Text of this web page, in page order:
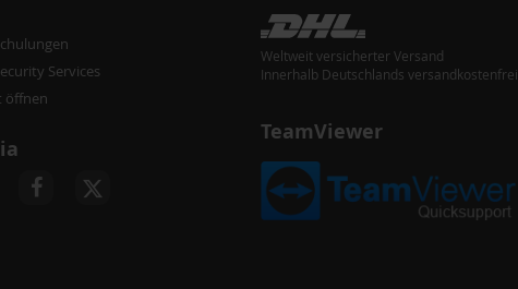
Services
öffnen
Weltweit versicherter Versand
Innerhalb Deutschlands versandkostenfrei
TeamViewer